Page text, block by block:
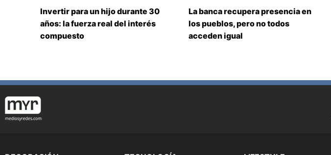
Invertir para un hijo durante 30
años: la fuerza real del interés
compuesto
La banca recupera presencia en
los pueblos, pero no todos
acceden igual